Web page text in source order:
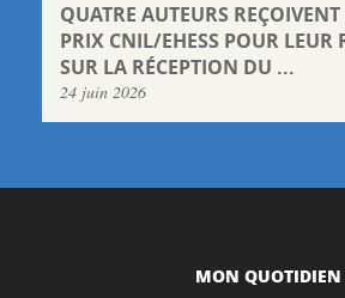
QUATRE AUTEURS
PRIX CNIL/EHESS POUR LEUR
SUR LA RÉCEPTION DU ...
24 juin 2026
MON QUOTIDIEN